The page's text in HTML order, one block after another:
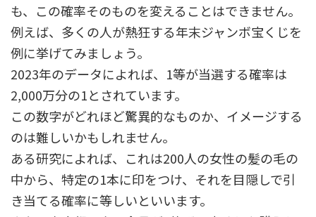
も、この確率そのものを変えることはできません。
例えば、多くの人が熱狂する年末ジャンボ宝くじを
例に挙げてみましょう。
2023年のデータによれば、1等が当選する確率は
2,000万分の1とされています。
この数字がどれほど驚異的なものか、イメージする
のは難しいかもしれません。
ある研究によれば、これは200人の女性の髪の毛の
中から、特定の1本に印をつけ、それを目隠しで引
き当てる確率に等しいといいます。